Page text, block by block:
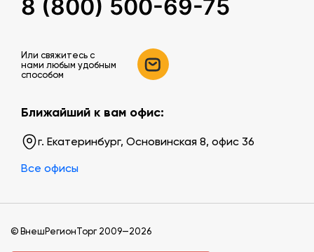
8 (800) 500-69-75
Или свяжитесь c
нами любым удобным
способом
Ближайший к вам офис:
г. Екатеринбург, Основинская 8, офис 36
Все офисы
© ВнешРегионТорг 2009—2026